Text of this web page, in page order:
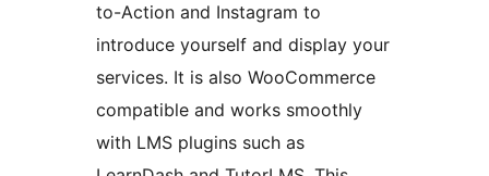
to-Action and Instagram to
introduce yourself and display your
services. It is also WooCommerce
compatible and works smoothly
with LMS plugins such as